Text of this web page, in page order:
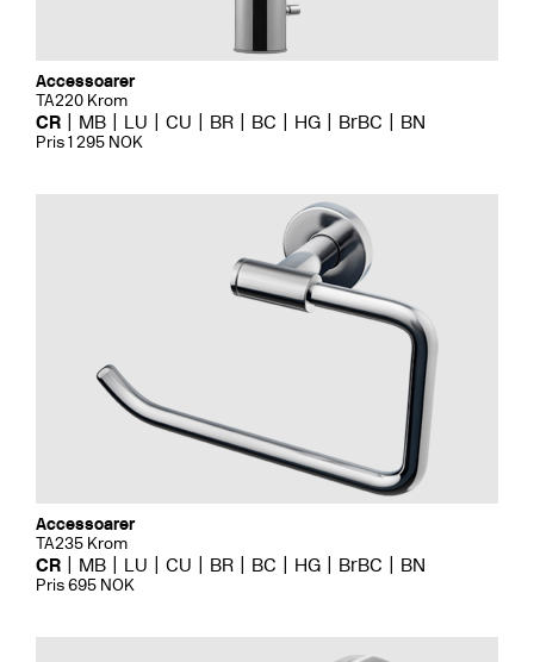
Accessoarer
TA220 Krom
CR MB LU CU BR BC HG BrBC BN
Pris 1 295 NOK
Accessoarer
TA235 Krom
CR MB LU CU BR BC HG BrBC BN
Pris 695 NOK